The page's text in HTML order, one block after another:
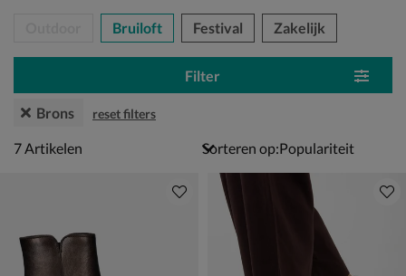
Bruiloft Festival Zakelijk
Filter
Brons reset filters
7 artikelen
7Artikelen Sorteren op: